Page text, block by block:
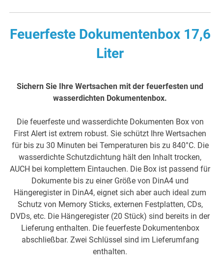
Feuerfeste Dokumentenbox 17,6
Liter
Sichern Sie Ihre Wertsachen mit der feuerfesten und
wasserdichten Dokumentenbox.
Die feuerfeste und wasserdichte Dokumenten Box von
First Alert ist extrem robust. Sie schützt Ihre Wertsachen
für bis zu 30 Minuten bei Temperaturen bis zu 840°C. Die
wasserdichte Schutzdichtung hält den Inhalt trocken,
AUCH bei komplettem Eintauchen. Die Box ist passend für
Dokumente bis zu einer Größe von DinA4 und
Hängeregister in DinA4, eignet sich aber auch ideal zum
Schutz von Memory Sticks, externen Festplatten, CDs,
DVDs, etc. Die Hängeregister (20 Stück) sind bereits in der
Lieferung enthalten. Die feuerfeste Dokumentenbox
abschließbar. Zwei Schlüssel sind im Lieferumfang
enthalten.